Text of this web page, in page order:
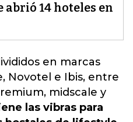
abrió 14 hoteles en
en marcas
Novotel e Ibis, entre
midscale y
las vibras para